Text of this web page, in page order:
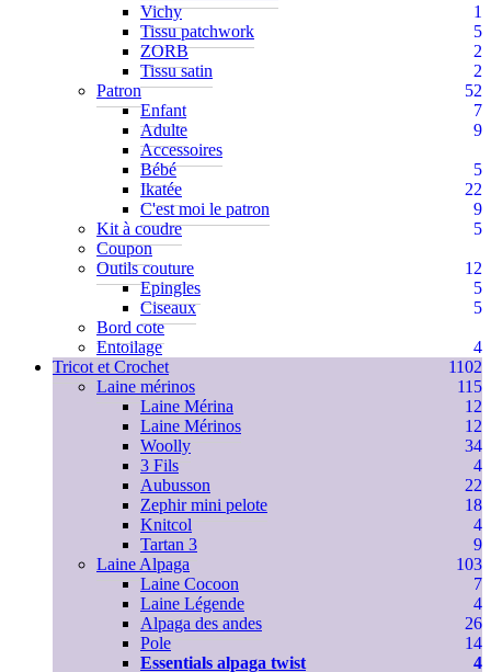
Vichy
1
Tissu patchwork
5
ZORB
2
Tissu satin
2
Patron
52
Enfant
7
Adulte
9
Accessoires
Bébé
5
Ikatée
22
C'est moi le patron
9
Kit à coudre
5
Coupon
Outils couture
12
Epingles
5
Ciseaux
5
Bord cote
Entoilage
4
Tricot et Crochet
1102
Laine mérinos
115
Laine Mérina
12
Laine Mérinos
12
Woolly
34
3 Fils
4
Aubusson
22
Zephir mini pelote
18
Knitcol
4
Tartan 3
9
Laine Alpaga
103
Laine Cocoon
7
Laine Légende
4
Alpaga des andes
26
Pole
14
Essentials alpaga twist
4